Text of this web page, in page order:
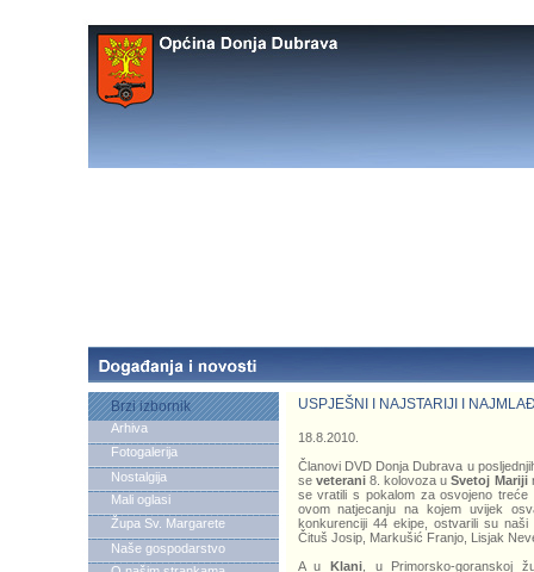
Brzi izbornik
Arhiva
Fotogalerija
Nostalgija
Mali oglasi
Župa Sv. Margarete
Naše gospodarstvo
USPJEŠNI I NAJSTARIJI I
18.8.2010.
Članovi DVD Donja Dubrava u
se veterani 8. kolovoza uSvetoj Mariji
se vratili s pokalom za osvojeno treće
ovom natjecanju na kojem uvijek
konkurenciji 44 ekipe, ostvarili su
Čituš Josip, Markušić Franjo, Lisjak
A u Klani, u Primorsko-goranskoj